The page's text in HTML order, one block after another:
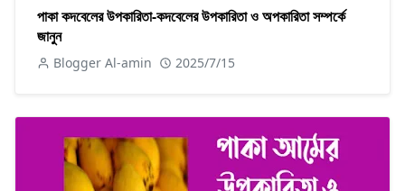
পাকা কদবেলের উপকারিতা-কদবেলের উপকারিতা ও অপকারিতা সম্পর্কে
জানুন
Blogger Al-amin 2025/7/15